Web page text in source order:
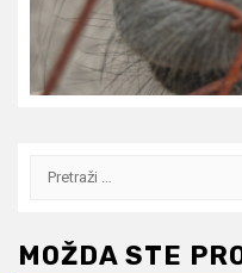
Pretraži:
MOŽDA STE